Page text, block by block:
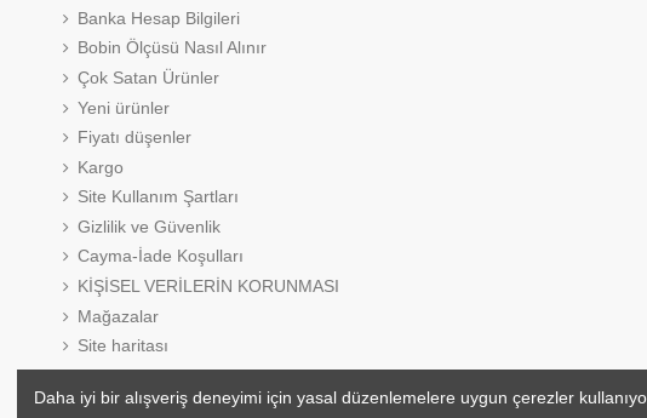
Banka Hesap Bilgileri
Bobin Ölçüsü Nasıl Alınır
Çok Satan Ürünler
Yeni ürünler
Fiyatı düşenler
Kargo
Site Kullanım Şartları
Gizlilik ve Güvenlik
Cayma-İade Koşulları
KİŞİSEL VERİLERİN KORUNMASI
Mağazalar
Site haritası
Bizimle iletişime geçin
Daha iyi bir alışveriş deneyimi için yasal düzenlemelere uygun çerezler